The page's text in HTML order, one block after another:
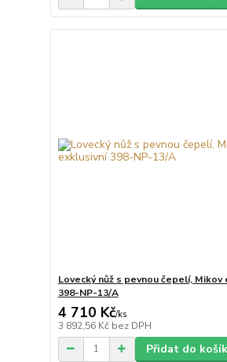
Lovecký nůž s pevnou čepelí, Mikov
398-NP-13/A
4 710 Kč/ks
3 892,56 Kč bez DPH
Přidat do